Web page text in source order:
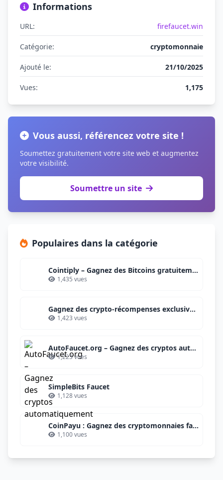
Informations
URL: firefaucet.win
Catégorie: cryptomonnaie
Ajouté le: 21/10/2025
Vues: 1,175
Vous aussi, référencez votre site !
Soumettez gratuitement votre site web et augmentez
votre visibilité.
Soumettre un site
Populaires dans la catégorie
Cointiply – Gagnez des Bitcoins gratuitement et facilement
1,435 vues
Gagnez des crypto-récompenses exclusives avec Binance
1,423 vues
AutoFaucet.org – Gagnez des cryptos automatiquement
1,223 vues
SimpleBits Faucet
1,128 vues
CoinPayu : Gagnez des cryptomonnaies facilement et gratuitement
1,100 vues